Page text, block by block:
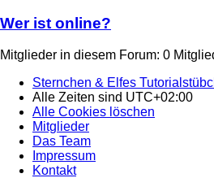
Wer ist online?
Mitglieder in diesem Forum: 0
Sternchen & Elfes
Alle Zeiten sind UTC+02:00
Alle Cookies löschen
Mitglieder
Das Team
Impressum
Kontakt